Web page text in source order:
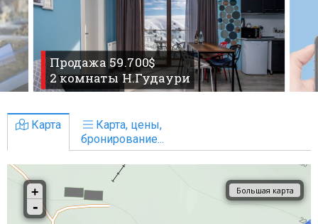
Продажа 59.700$
2 комнаты Н.Гудаури
Карта
Карта, цены,
бронирование...